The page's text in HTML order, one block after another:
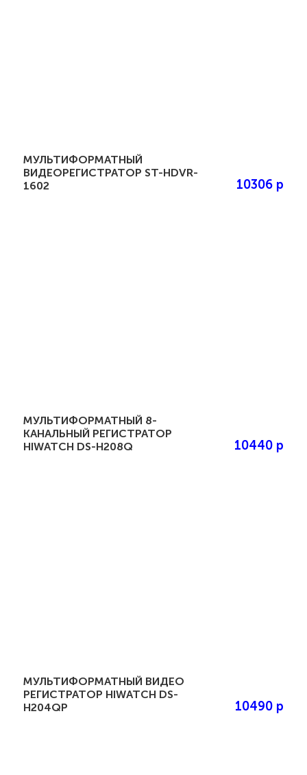
МУЛЬТИФОРМАТНЫЙ
ВИДЕОРЕГИСТРАТОР ST-HDVR-
1602
10306 р
МУЛЬТИФОРМАТНЫЙ 8-
КАНАЛЬНЫЙ РЕГИСТРАТОР
HIWATCH DS-H208Q
10440 р
МУЛЬТИФОРМАТНЫЙ ВИДЕО
РЕГИСТРАТОР HIWATCH DS-
H204QP
10490 р